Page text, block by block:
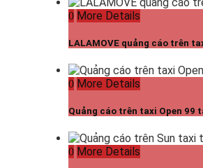
More Details
LALAMOVE quảng cáo trên
More Details
Quảng cáo trên taxi Open 99
More Details